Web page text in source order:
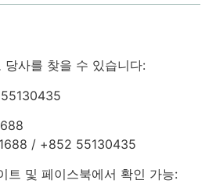
사를 찾을 수 있습니다:
/ +852 55130435
트 및 페이스북에서 확인 가능: